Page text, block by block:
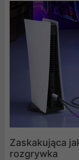
Zaskakująca
rozgrywka